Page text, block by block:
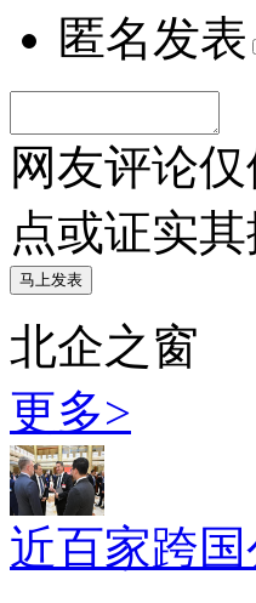
匿名发表
网友评论
点或证实其
北企之窗
更多>
近百家跨